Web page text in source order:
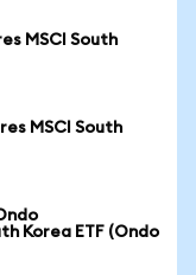
MSCI South
MSCI South
Korea ETF (Ondo